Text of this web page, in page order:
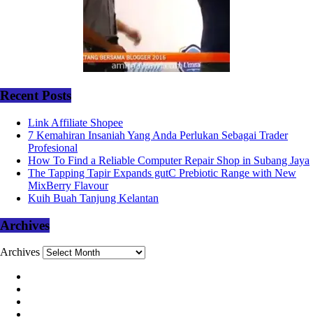
Recent Posts
Link Affiliate Shopee
7 Kemahiran Insaniah Yang Anda Perlukan Sebagai Trader
Profesional
How To Find a Reliable Computer Repair Shop in Subang Jaya
The Tapping Tapir Expands gutC Prebiotic Range with New
MixBerry Flavour
Kuih Buah Tanjung Kelantan
Archives
Archives